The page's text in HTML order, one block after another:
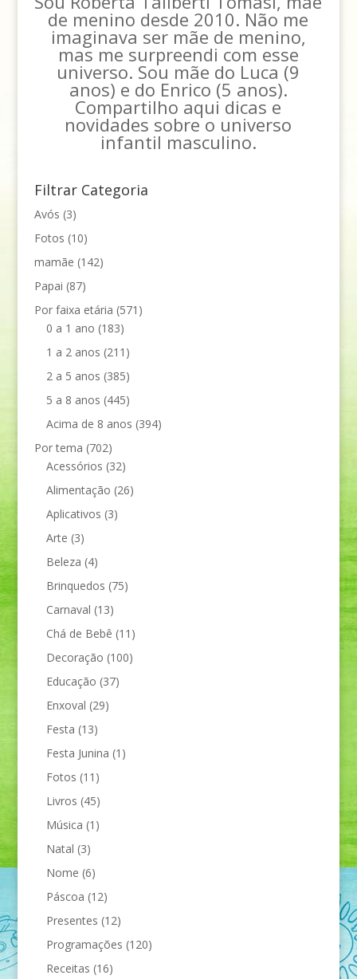
de menino desde 2010. Não me
imaginava ser mãe de menino,
mas me surpreendi com esse
universo. Sou mãe do Luca (9
anos) e do Enrico (5 anos).
Compartilho aqui dicas e
novidades sobre o universo
infantil masculino.
Filtrar Categoria
Avós (3)
Fotos (10)
mamãe (142)
Papai (87)
Por faixa etária (571)
0 a 1 ano (183)
1 a 2 anos (211)
2 a 5 anos (385)
5 a 8 anos (445)
Acima de 8 anos (394)
Por tema (702)
Acessórios (32)
Alimentação (26)
Aplicativos (3)
Arte (3)
Beleza (4)
Brinquedos (75)
Carnaval (13)
Chá de Bebê (11)
Decoração (100)
Educação (37)
Enxoval (29)
Festa (13)
Festa Junina (1)
Fotos (11)
Livros (45)
Música (1)
Natal (3)
Nome (6)
Páscoa (12)
Presentes (12)
Programações (120)
Receitas (16)